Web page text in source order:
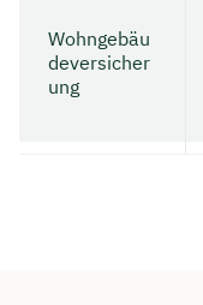
Wohngebäu
deversicher
ung